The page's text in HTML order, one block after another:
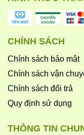
✔ Giảm áp lực
Cỏ chỉ
Cỏ mần trầu
Cỏ lá tròn
CHÍNH SÁCH
Chính sách bảo mật
Chính sách vận
Chính sách đổi trả
Quy định sử dụng
THÔNG TIN